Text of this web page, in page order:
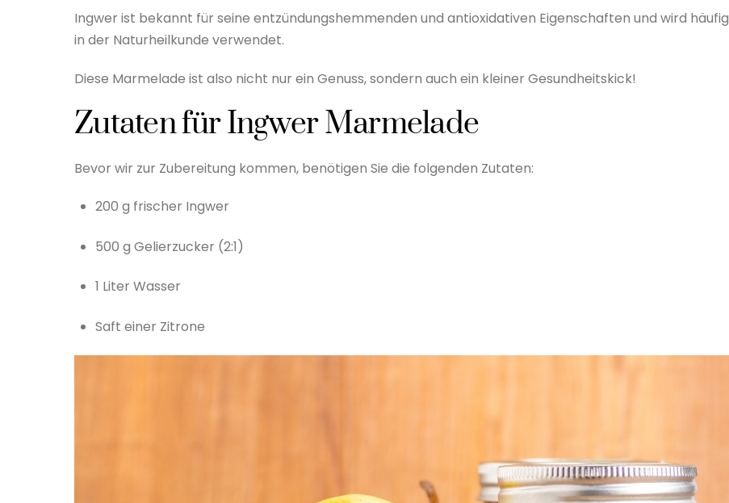
Ingwer ist bekannt für seine entzündungshemmenden und antioxidativen Eigenschaften und wird häufig
in der Naturheilkunde verwendet.
Diese Marmelade ist also nicht nur ein Genuss, sondern auch ein kleiner Gesundheitskick!
Zutaten für Ingwer Marmelade
Bevor wir zur Zubereitung kommen, benötigen Sie die folgenden Zutaten:
200 g frischer Ingwer
500 g Gelierzucker (2:1)
1 Liter Wasser
Saft einer Zitrone